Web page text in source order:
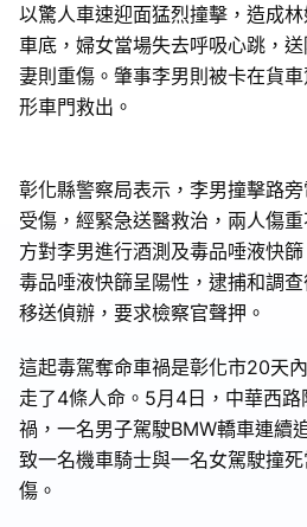
以驚人車速迎面猛烈撞擊，造成
車底，婦女當場失去呼吸心跳，
妻則重傷。肇事李男則被卡在貨
形車門救出。
彰化縣警察局表示，李男撞擊路
受傷，經緊急送醫救治，兩人傷
方對李男進行酒測及毒品唾液快
毒品唾液快篩呈陽性，逮捕和調
移送偵辦，要求檢察官聲押。
這起毒駕奪命車禍是彰化市20天
走了4條人命。5月4日，中華西
禍，一名男子駕駛BMW轎車連續
致一名機車騎士與一名女駕駛撞
傷。